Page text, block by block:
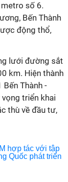
số 6.
Bến Thành
động thổ,
lưới đường sắt
km. Hiện thành
Thành -
triển khai
thù về đầu tư,